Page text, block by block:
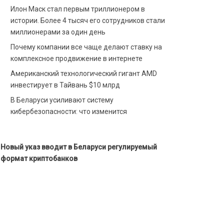
Илон Маск стал первым триллионером в
истории. Более 4 тысяч его сотрудников стали
миллионерами за один день
Почему компании все чаще делают ставку на
комплексное продвижение в интернете
Американский технологический гигант AMD
инвестирует в Тайвань $10 млрд
В Беларуси усиливают систему
кибербезопасности: что изменится
Новый указ вводит в Беларуси регулируемый
формат криптобанков